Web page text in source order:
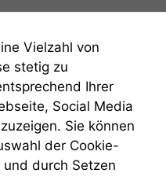
Vielzahl von
stetig zu
Ihrer
Social Media
Sie können
der Cookie-
durch Setzen
verbessern,
zeichnen
wir
anonyme
statistische
Daten auf.